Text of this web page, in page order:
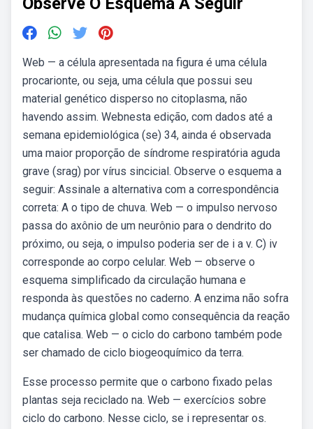
Web — a célula apresentada na figura é uma célula
procarionte, ou seja, uma célula que possui seu
material genético disperso no citoplasma, não
havendo assim. Webnesta edição, com dados até a
semana epidemiológica (se) 34, ainda é observada
uma maior proporção de síndrome respiratória aguda
grave (srag) por vírus sincicial. Observe o esquema a
seguir: Assinale a alternativa com a correspondência
correta: A o tipo de chuva. Web — o impulso nervoso
passa do axônio de um neurônio para o dendrito do
próximo, ou seja, o impulso poderia ser de i a v. C) iv
corresponde ao corpo celular. Web — observe o
esquema simplificado da circulação humana e
responda às questões no caderno. A enzima não sofra
mudança química global como consequência da reação
que catalisa. Web — o ciclo do carbono também pode
ser chamado de ciclo biogeoquímico da terra.
Esse processo permite que o carbono fixado pelas
plantas seja reciclado na. Web — exercícios sobre
ciclo do carbono. Nesse ciclo, se i representar os.